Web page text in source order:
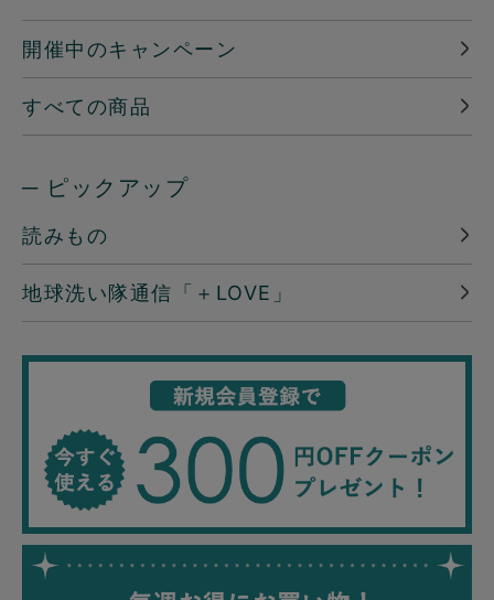
開催中のキャンペーン
すべての商品
─ ピックアップ
読みもの
地球洗い隊通信「＋LOVE」